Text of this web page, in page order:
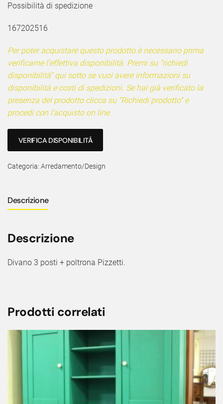
Possibilità di spedizione
167202516
Per poter acquistare questo prodotto è necessario prima
verificarne l’effettiva disponibilità. Premi su “richiedi
disponibilità” qui sotto se vuoi avere informazioni su
disponibilità e costi di spedizioni. Se hai già verificato la
presenza del prodotto clicca su “Richiedi prodotto” e
procedi con l’acquisto on line.
VERIFICA DISPONIBILITÁ
Categoria: Arredamento/Design
Descrizione
Descrizione
Divano 3 posti + poltrona Pizzetti.
Prodotti correlati